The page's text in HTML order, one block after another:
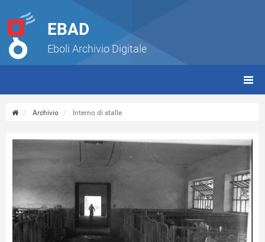
EBAD
Eboli Archivio Digitale
Archivio Interno di stalle